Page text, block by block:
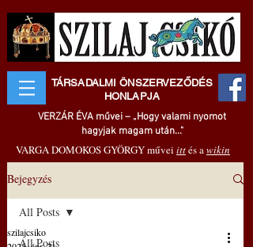
TÁRSADALMI ÖNSZERVEZŐDÉS
HONLAPJA
VERZÁR ÉVA művei – „Hogy valami nyomot
hagyjak magam után..."
VARGA DOMOKOS GYÖRGY művei ittés awikin
Bejegyzés
All Posts
All Posts
szilajcsiko